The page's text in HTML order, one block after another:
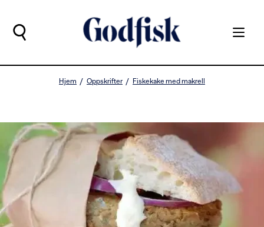
Hjem Oppskrifter Fiskekake med makrell